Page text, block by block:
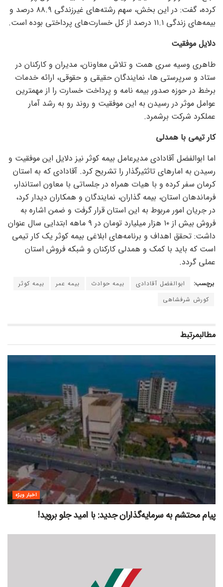
کرده، گفت: در این بخش، سهم رشته‌های غیرزندگی ۸۸.۹ درصد و
بیمه‌های زندگی ۱۱.۱ درصد از کل خسارت‌های پرداختی بوده است.
دلایل موفقیت
طاهری وسیه سری همت و تلاش معاونان، مدیران و کارکنان در
ستاد و سرپرستی ها، نمایندگان حقیقی و حقوقی، ارائه خدمات
برخط در حوزه صدور بیمه نامه و پرداخت خسارت را از مهمترین
عوامل موثر در رسیدن به این موفقیت و روند رو به رشد آمار
عملکرد شرکت برشمرد.
کار تیمی با همدلی
اما ابوالفضل آقادادی مدیرعامل بیمه کوثر نیز دلایل این موفقیت و
رسیدن به امار‌های تاثثیرگذار را تشریح کرد. آقادادی که به استان
کرمان سفر کرده و با هیات همراه در جلساتی با معاون استاندار،
فرماندهان استان، بیمه گذاران، نمایندگان و همکاران دیدار کرد،
در جریان امور مربوط به این استان قرار گرفت و ضمن اشاره به
فروش بیش از ۱۰ هزار میلیارد تومان در ۹ ماهه ابتدایی سال عنوان
داشت: تحقق اهداف و برنامه‌های ابلاغی بیمه کوثر یک کار تیمی
است که باید با کمک و همدلی کارکنان و شبکه فروش استان
عملی گردد.
برچسب: ابوالفضل آقادادی بیمه حوادث بیمه عمر
بیمه کوثر
کورش شرفشاهی
مطالبمرتبط
اخبار ویژه
پیام محتشم به سرمایه‌گذاران جدید: با امید جلو بروید!